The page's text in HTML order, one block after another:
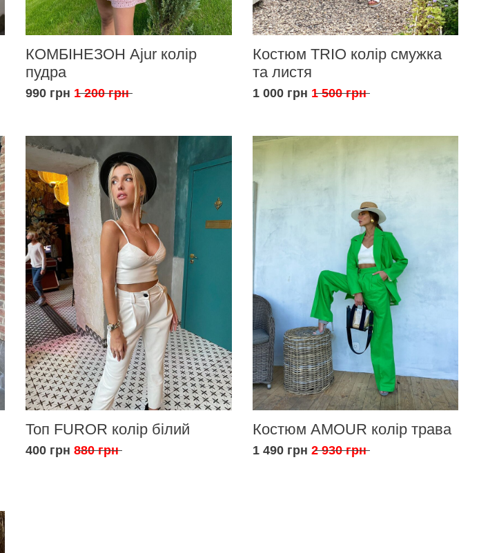
КОМБІНЕЗОН Ajur колір
пудра
990 грн 1 200 грн
Костюм TRIO колір смужка
та листя
1 000 грн 1 500 грн
Топ FUROR колір білий
400 грн 880 грн
Костюм AMOUR колір трава
1 490 грн 2 930 грн